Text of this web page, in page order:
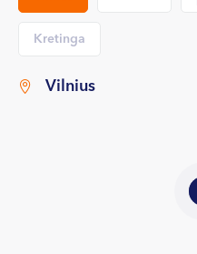
Kretinga
Vilnius